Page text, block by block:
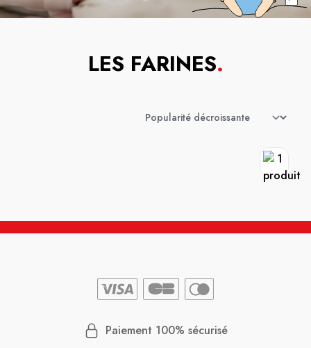
LES FARINES.
Paiement 100% sécurisé